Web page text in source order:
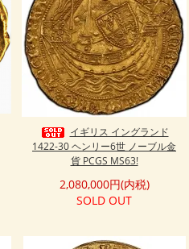
イギリス イングランド
1422-30 ヘンリー6世 ノーブル金
貨 PCGS MS63!
2,080,000円(内税)
SOLD OUT